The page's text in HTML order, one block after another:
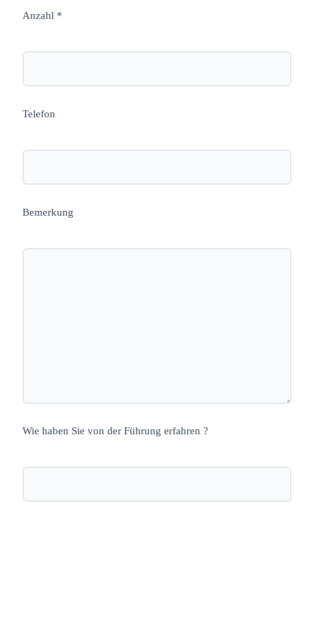
Anzahl *
Telefon
Bemerkung
Wie haben Sie von der Führung erfahren ?